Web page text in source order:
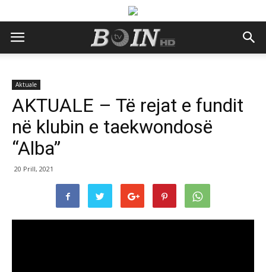
Aktuale
AKTUALE – Të rejat e fundit
në klubin e taekwondosë
“Alba”
20 Prill, 2021